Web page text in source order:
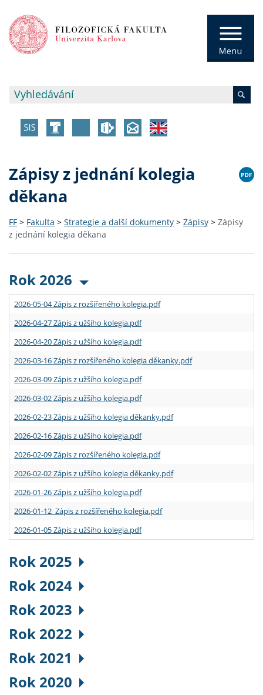
Zápisy z jednání kolegia
děkana
FF > Fakulta > Strategie a další dokumenty > Zápisy > Zápisy
z jednání kolegia děkana
Rok 2026
2026-05-04 Zápis z rozšířeného kolegia.pdf
2026-04-27 Zápis z užšího kolegia.pdf
2026-04-20 Zápis z užšího kolegia.pdf
2026-03-16 Zápis z rozšířeného kolegia děkanky.pdf
2026-03-09 Zápis z užšího kolegia.pdf
2026-03-02 Zápis z užšího kolegia.pdf
2026-02-23 Zápis z užšího kolegia děkanky.pdf
2026-02-16 Zápis z užšího kolegia.pdf
2026-02-09 Zápis z rozšířeného kolegia.pdf
2026-02-02 Zápis z užšího kolegia děkanky.pdf
2026-01-26 Zápis z užšího kolegia.pdf
2026-01-12 Zápis z rozšířeného kolegia.pdf
2026-01-05 Zápis z užšího kolegia.pdf
Rok 2025
Rok 2024
Rok 2023
Rok 2022
Rok 2021
Rok 2020